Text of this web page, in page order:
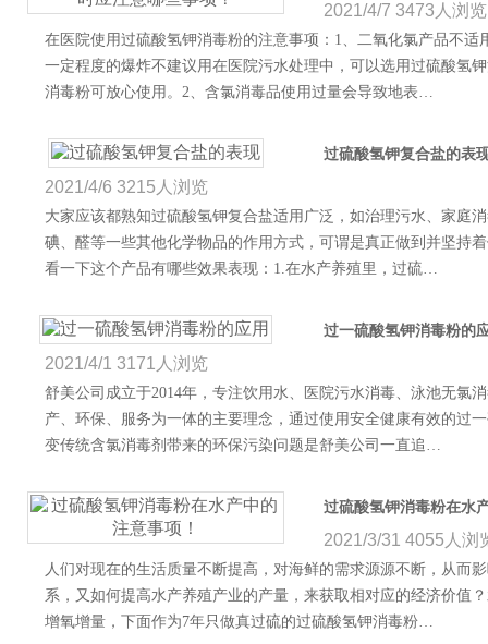
2021/4/7 3473人浏览
在医院使用过硫酸氢钾消毒粉的注意事项：1、二氧化氯产品不
一定程度的爆炸不建议用在医院污水处理中，可以选用过硫酸氢
消毒粉可放心使用。2、含氯消毒品使用过量会导致地表…
过硫酸氢钾复合盐的表
2021/4/6 3215人浏览
大家应该都熟知过硫酸氢钾复合盐适用广泛，如治理污水、家庭
碘、醛等一些其他化学物品的作用方式，可谓是真正做到并坚持
看一下这个产品有哪些效果表现：1.在水产养殖里，过硫…
过一硫酸氢钾消毒粉的
2021/4/1 3171人浏览
舒美公司成立于2014年，专注饮用水、医院污水消毒、泳池无氯
产、环保、服务为一体的主要理念，通过使用安全健康有效的过
变传统含氯消毒剂带来的环保污染问题是舒美公司一直追…
过硫酸氢钾消毒粉在水
2021/3/31 4055人浏
人们对现在的生活质量不断提高，对海鲜的需求源源不断，从而
系，又如何提高水产养殖产业的产量，来获取相对应的经济价值
增氧增量，下面作为7年只做真过硫的过硫酸氢钾消毒粉…